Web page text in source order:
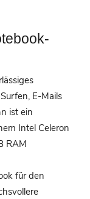
E-Mails
ist ein
Intel Celeron
RAM
für den